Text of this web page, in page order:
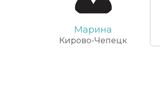
Марина
Кирово-Чепецк